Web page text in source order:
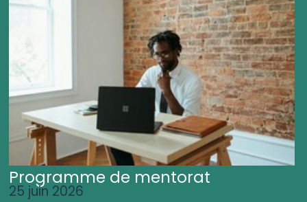
Programme de mentorat
25 juin 2026